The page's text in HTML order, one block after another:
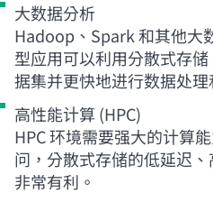
大数据分析
Hadoop、Spark 和其他大
型应用可以利用分散式存
据集并更快地进行数据处理
高性能计算 (HPC)
HPC 环境需要强大的计算
问，分散式存储的低延迟
非常有利。